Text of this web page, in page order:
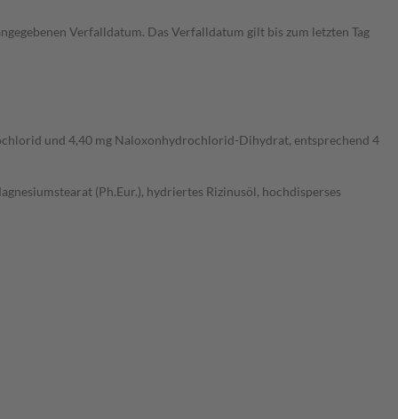
Verfalldatum. Das Verfalldatum gilt bis zum letzten Tag
und 4,40 mg Naloxonhydrochlorid-Dihydrat, entsprechend 4
(Ph.Eur.), hydriertes Rizinusöl, hochdisperses